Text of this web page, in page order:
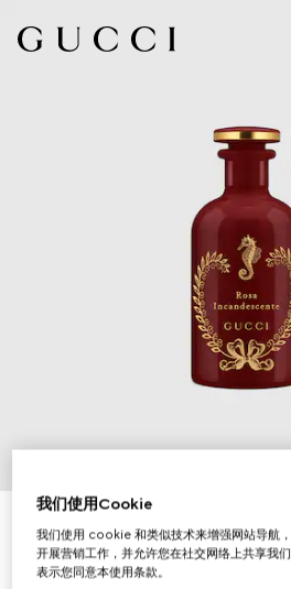
古驰炼金士花园海之吻香水 100毫
€ 345
我们使用Cookie
我们使用 cookie 和类似技术来增强网站导航
开展营销工作，并允许您在社交网络上共享我
表示您同意本使用条款。